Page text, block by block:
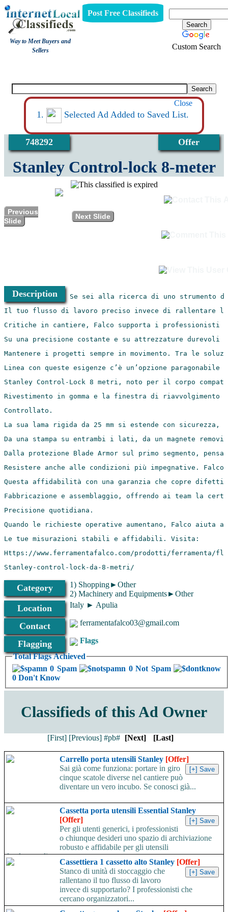
Way to Meet Buyers and
Sellers
Post Free Classifieds
Custom Search
Close
Selected Ad Added to Saved List.
Offer
748292
Stanley Control-lock 8-meter
Previous
Slide
Next Slide
Description
Stanley-control-lock-da-8-metri/
Category
1) Shopping►Other
2) Machinery and Equipments►Other
Location Italy ► Apulia
Contact ferramentafalco03@gmail.com
Flagging
Total Flags Achieved
0 Spam
0 Not Spam
0 Don't Know
Flags
Classifieds of this Ad Owner
[First] [Previous]#pb# [Next] [Last]
Carrello porta utensili Stanley [Offer]
Sai già come funziona: portare in giro
cinque scatole diverse nel cantiere può
diventare un vero incubo. Se conosci già...
Cassetta porta utensili Essential Stanley
[Offer]
Per gli utenti generici, i professionisti
o chiunque desideri uno spazio di archiviazione
robusto e affidabile per gli utensili
fondamentali,...
Cassettiera 1 cassetto alto Stanley [Offer]
Stanco di unità di stoccaggio che
rallentano il tuo flusso di lavoro
invece di supportarlo? I professionisti che
cercano organizzatori...